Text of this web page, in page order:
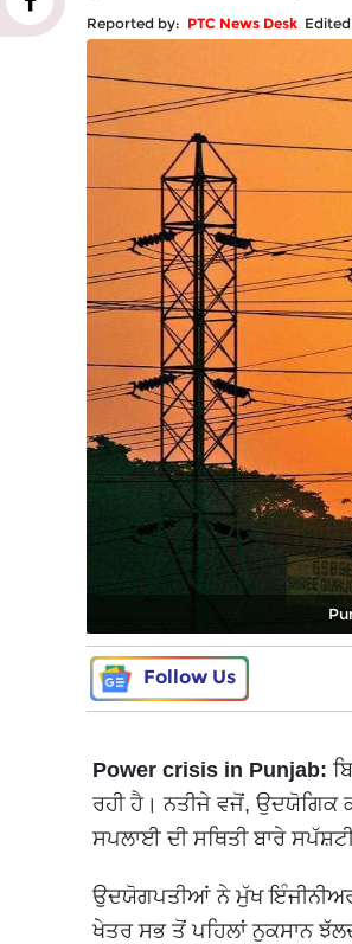
Reported by: PTC News Desk
Follow Us
Power crisis in Punjab:
ਰਹੀ ਹੈ। ਨਤੀਜੇ ਵਜੋਂ, ਉਦਯੋਗਿਕ
ਸਪਲਾਈ ਦੀ ਸਥਿਤੀ ਬਾਰੇ
ਉਦਯੋਗਪਤੀਆਂ ਨੇ ਮੁੱਖ ਇੰਜੀਨੀਅਰ
ਖੇਤਰ ਸਭ ਤੋਂ ਪਹਿਲਾਂ ਨੁਕਸਾਨ